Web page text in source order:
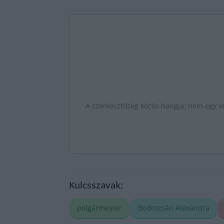
A szerkesztőség közös hangja: nem egy
Kulcsszavak:
polgármester Bodrozsán Alexandra